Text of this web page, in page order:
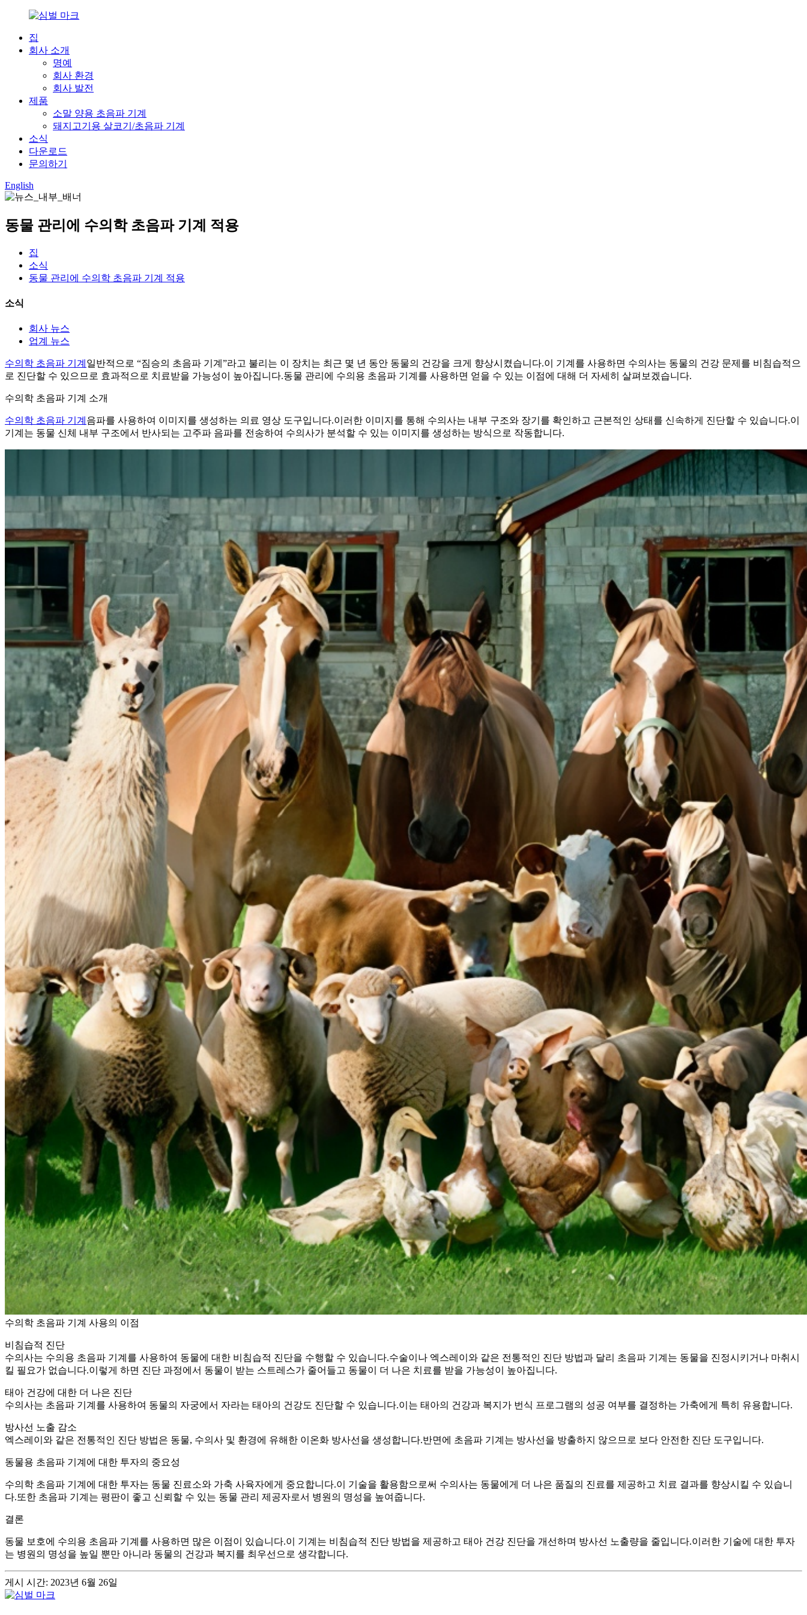
집
회사 소개
명예
회사 환경
회사 발전
제품
소말 양용 초음파 기계
돼지고기용 살코기/초음파 기계
소식
다운로드
문의하기
English
동물 관리에 수의학 초음파 기계 적용
집
소식
동물 관리에 수의학 초음파 기계 적용
소식
회사 뉴스
업계 뉴스
수의학 초음파 기계 일반적으로 “짐승의 초음파 기계”라고 불리는 이 장치는 최근 몇 년 동안 동물의 건강을 크게 향상시켰습니다.이 기계를 사용하면 수의사는 동물의 건강 문제를 비침습적으
로 진단할 수 있으므로 효과적으로 치료받을 가능성이 높아집니다.동물 관리에 수의용 초음파 기계를 사용하면 얻을 수 있는 이점에 대해 더 자세히 살펴보겠습니다.
수의학 초음파 기계 소개
수의학 초음파 기계 음파를 사용하여 이미지를 생성하는 의료 영상 도구입니다.이러한 이미지를 통해 수의사는 내부 구조와 장기를 확인하고 근본적인 상태를 신속하게 진단할 수 있습니다.이
기계는 동물 신체 내부 구조에서 반사되는 고주파 음파를 전송하여 수의사가 분석할 수 있는 이미지를 생성하는 방식으로 작동합니다.
수의학 초음파 기계 사용의 이점
비침습적 진단
수의사는 수의용 초음파 기계를 사용하여 동물에 대한 비침습적 진단을 수행할 수 있습니다.수술이나 엑스레이와 같은 전통적인 진단 방법과 달리 초음파 기계는 동물을 진정시키거나 마취시
킬 필요가 없습니다.이렇게 하면 진단 과정에서 동물이 받는 스트레스가 줄어들고 동물이 더 나은 치료를 받을 가능성이 높아집니다.
태아 건강에 대한 더 나은 진단
수의사는 초음파 기계를 사용하여 동물의 자궁에서 자라는 태아의 건강도 진단할 수 있습니다.이는 태아의 건강과 복지가 번식 프로그램의 성공 여부를 결정하는 가축에게 특히 유용합니다.
방사선 노출 감소
엑스레이와 같은 전통적인 진단 방법은 동물, 수의사 및 환경에 유해한 이온화 방사선을 생성합니다.반면에 초음파 기계는 방사선을 방출하지 않으므로 보다 안전한 진단 도구입니다.
동물용 초음파 기계에 대한 투자의 중요성
수의학 초음파 기계에 대한 투자는 동물 진료소와 가축 사육자에게 중요합니다.이 기술을 활용함으로써 수의사는 동물에게 더 나은 품질의 진료를 제공하고 치료 결과를 향상시킬 수 있습니
다.또한 초음파 기계는 평판이 좋고 신뢰할 수 있는 동물 관리 제공자로서 병원의 명성을 높여줍니다.
결론
동물 보호에 수의용 초음파 기계를 사용하면 많은 이점이 있습니다.이 기계는 비침습적 진단 방법을 제공하고 태아 건강 진단을 개선하며 방사선 노출량을 줄입니다.이러한 기술에 대한 투자
는 병원의 명성을 높일 뿐만 아니라 동물의 건강과 복지를 최우선으로 생각합니다.
게시 시간: 2023년 6월 26일